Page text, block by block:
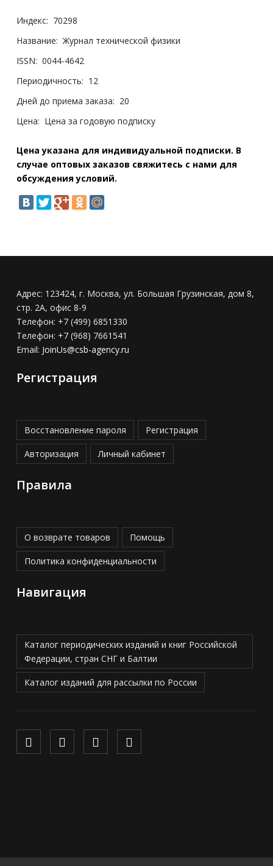
Индекс: 70298
Название: Журнал технической физики
ISSN: 0044-4642
Периодичность: 12
Дней до приема заказа: 20
Цена: Цена за годовую подписку
Цена указана для индивидуальной подписки. В
случае оптовых заказов свяжитесь с нами для
обсуждения условий.
Адрес: 123424, г. Москва, ул. Большая Грузинская, дом 8,
стр. 2А, офис 8-9
Телефон: +7 (499) 6851330
Телефон: +7 (968) 7661541
Email: JoinUs@csb-agency.ru
Регистрация
Восстановление пароля Регистрация
Авторизация Личный кабинет
Правила
О возврате товаров Помощь
Политика конфиденциальности
Навигация
Каталог периодических изданий и книг Российской
Федерации, стран СНГ и Балтии
Каталог изданий для рассылки по России